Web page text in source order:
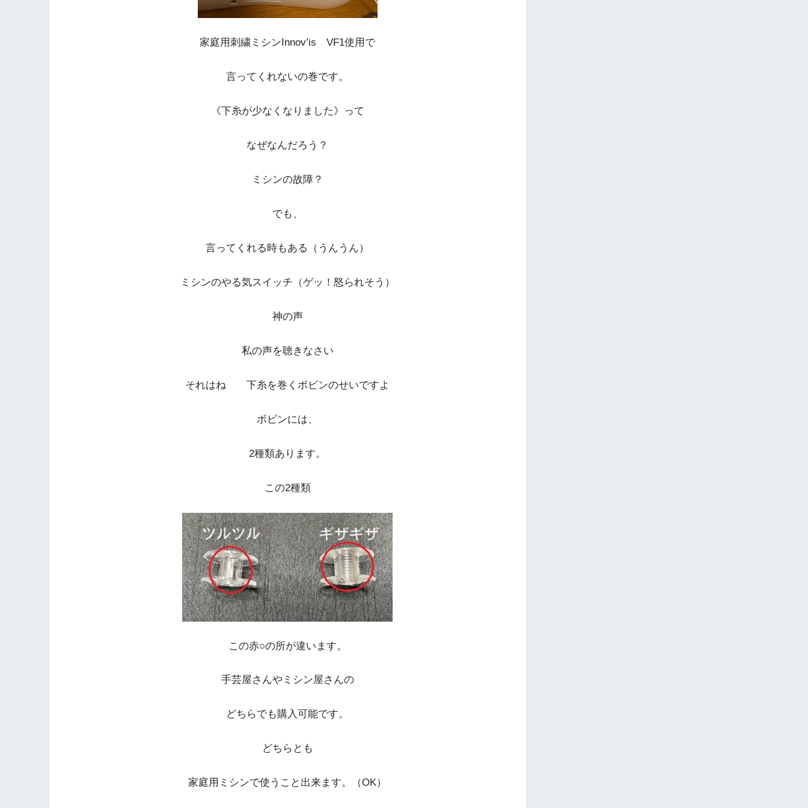
家庭用刺繍ミシンInnov’is VF1使用で
言ってくれないの巻です。
《下糸が少なくなりました》って
なぜなんだろう？
ミシンの故障？
でも、
言ってくれる時もある（うんうん）
ミシンのやる気スイッチ（ゲッ！怒られそう）
神の声
私の声を聴きなさい
それはね 下糸を巻くボビンのせいですよ
ボビンには、
2種類あります。
この2種類
この赤○の所が違います。
手芸屋さんやミシン屋さんの
どちらでも購入可能です。
どちらとも
家庭用ミシンで使うこと出来ます。（OK）